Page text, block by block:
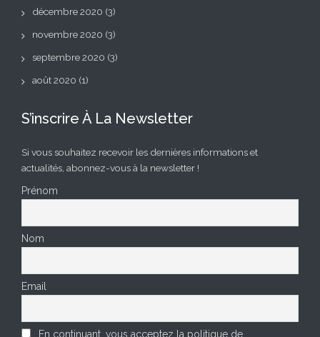
décembre 2020 (3)
novembre 2020 (3)
septembre 2020 (3)
août 2020 (1)
S’inscrire À La Newsletter
Si vous souhaitez recevoir les dernières informations et
actualités, abonnez-vous à la newsletter !
Prénom
Nom
Email
En continuant, vous acceptez la politique de